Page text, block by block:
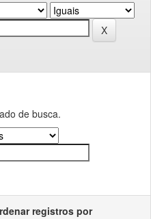
de busca.
registros por